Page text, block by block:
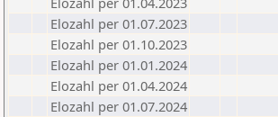
Elozahl per 01.07.2023
Elozahl per 01.10.2023
Elozahl per 01.01.2024
Elozahl per 01.04.2024
Elozahl per 01.07.2024